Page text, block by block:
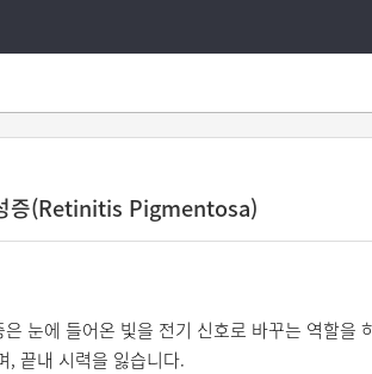
증(Retinitis Pigmentosa)
은 눈에 들어온 빛을 전기 신호로 바꾸는 역할
, 끝내 시력을 잃습니다.